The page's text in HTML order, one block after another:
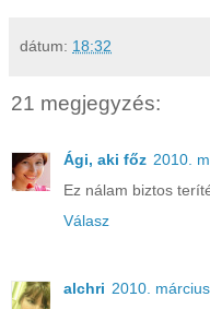
dátum: 18:32
21 megjegyzés:
Ági, aki főz 2010.
Ez nálam biztos
Válasz
alchri 2010.